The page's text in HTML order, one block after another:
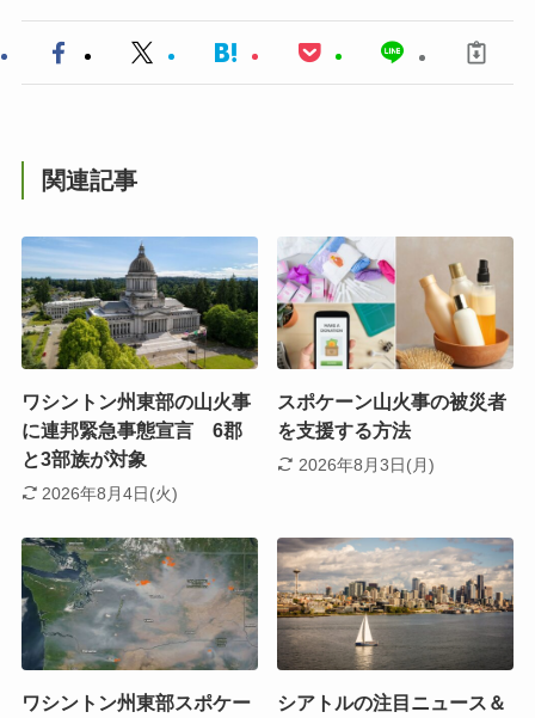
関連記事
ワシントン州東部の山火事
に連邦緊急事態宣言 6郡
と3部族が対象
2026年8月4日(火)
スポケーン山火事の被災者
を支援する方法
2026年8月3日(月)
ワシントン州東部スポケー シアトルの注目ニュース＆